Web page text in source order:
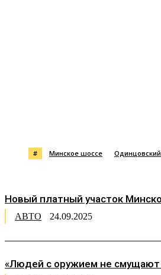
# Минское шоссе Одинцовский
Новый платный участок
АВТО 24.09.2025
«Людей с оружием не смущают